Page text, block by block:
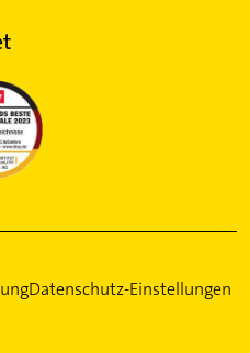
Datenschutz-Einstellungen